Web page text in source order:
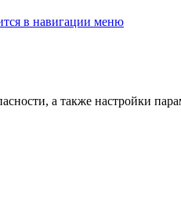
а также настройки